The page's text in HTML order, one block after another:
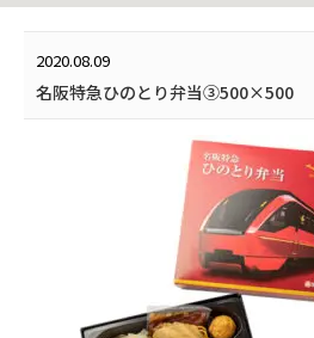
2020.08.09
名阪特急ひのとり弁当③500×500